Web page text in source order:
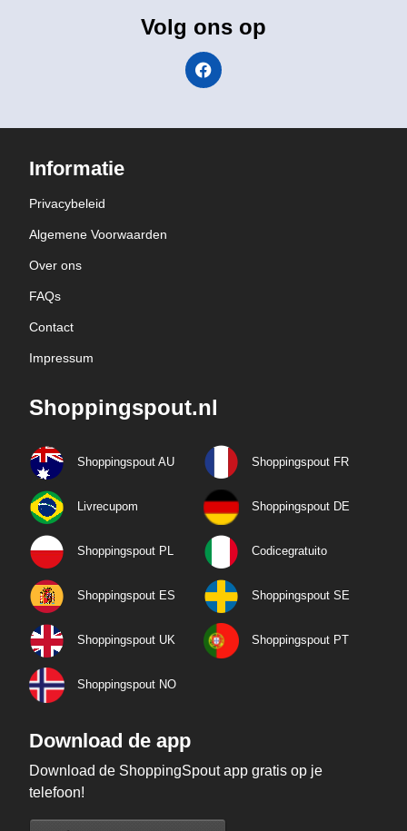
Volg ons op
Informatie
Privacybeleid
Algemene Voorwaarden
Over ons
FAQs
Contact
Impressum
Shoppingspout.nl
Shoppingspout AU Shoppingspout FR
Livrecupom Shoppingspout DE
Shoppingspout PL Codicegratuito
Shoppingspout ES Shoppingspout SE
Shoppingspout UK Shoppingspout PT
Shoppingspout NO
Download de app
Download de ShoppingSpout app gratis op je
telefoon!